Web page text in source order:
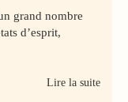
grand nombre
d’esprit,
Lire la suite